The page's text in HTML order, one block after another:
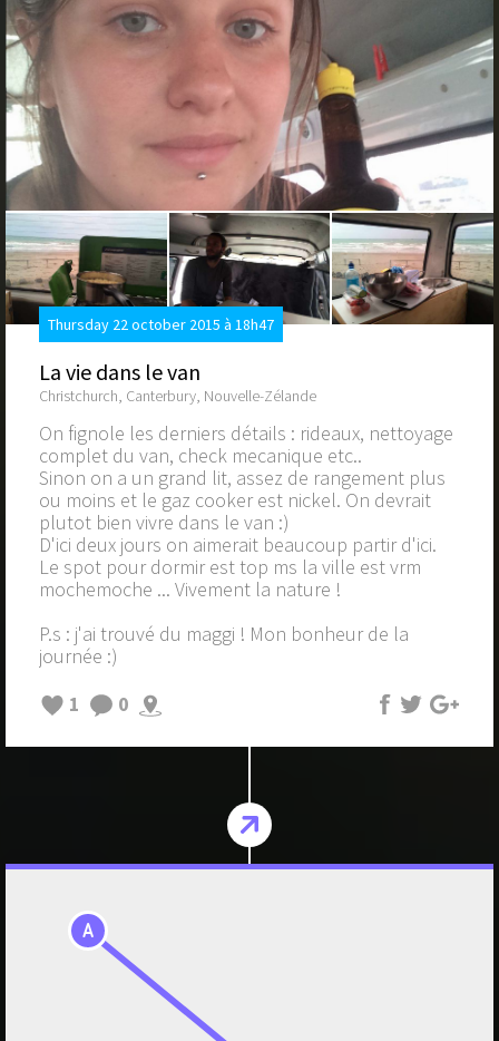
Thursday 22 october 2015 à 18h47
La vie dans le van
Christchurch, Canterbury, Nouvelle-Zélande
On fignole les derniers détails : rideaux, nettoyage
complet du van, check mecanique etc..
Sinon on a un grand lit, assez de rangement plus
ou moins et le gaz cooker est nickel. On devrait
plutot bien vivre dans le van :)
D'ici deux jours on aimerait beaucoup partir d'ici.
Le spot pour dormir est top ms la ville est vrm
mochemoche ... Vivement la nature !
P.s : j'ai trouvé du maggi ! Mon bonheur de la
journée :)
1
0
A